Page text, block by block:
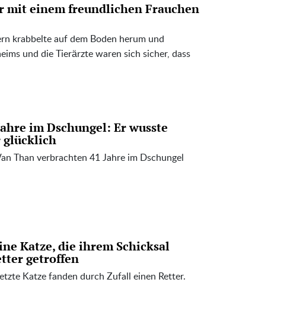
mit einem freundlichen Frauchen
krabbelte auf dem Boden herum und
und die Tierärzte waren sich sicher, dass
im Dschungel: Er wusste
glücklich
Than verbrachten 41 Jahre im Dschungel
Katze, die ihrem Schicksal
getroffen
Katze fanden durch Zufall einen Retter.